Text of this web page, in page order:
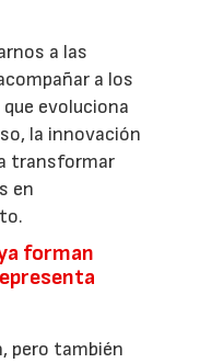
a las
a los
evoluciona
la innovación
transformar
en
forman
pero también